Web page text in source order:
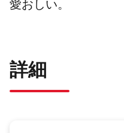
愛おしい。
詳細